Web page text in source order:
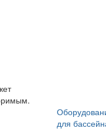
для